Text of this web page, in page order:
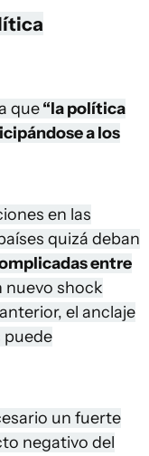
que“la política
a los
en las
quizá deban
entre
nuevo shock
el anclaje
puede
un fuerte
negativo del